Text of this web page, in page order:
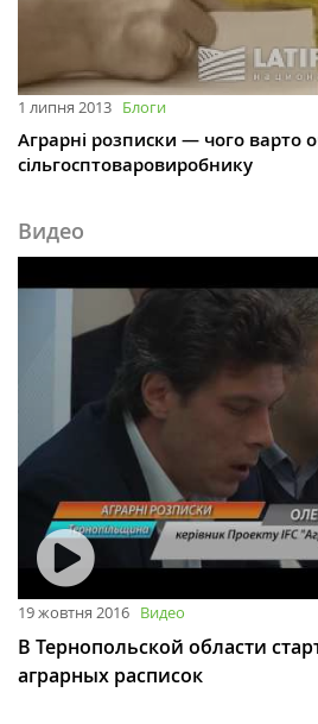
1 липня 2013 Блоги
Аграрні розписки — чого варто
сільгосптоваровиробнику
Видео
19 жовтня 2016 Видео
В Тернопольской области
аграрных расписок